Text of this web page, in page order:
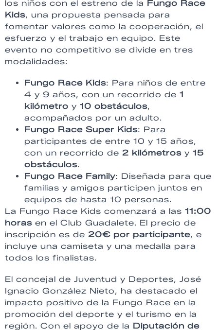
los niños con el estreno de la Fungo Race
Kids, una propuesta pensada para
fomentar valores como la cooperación, el
esfuerzo y el trabajo en equipo. Este
evento no competitivo se divide en tres
modalidades:
Fungo Race Kids: Para niños de entre
4 y 9 años, con un recorrido de 1
kilómetro y 10 obstáculos,
acompañados por un adulto.
Fungo Race Super Kids: Para
participantes de entre 10 y 15 años,
con un recorrido de 2 kilómetros y 15
obstáculos.
Fungo Race Family: Diseñada para que
familias y amigos participen juntos en
equipos de hasta 10 personas.
La Fungo Race Kids comenzará a las 11:00
horas en el Club Guadalete. El precio de
inscripción es de 20€ por participante, e
incluye una camiseta y una medalla para
todos los finalistas.
El concejal de Juventud y Deportes, José
Ignacio González Nieto, ha destacado el
impacto positivo de la Fungo Race en la
promoción del deporte y el turismo en la
región. Con el apoyo de la Diputación de